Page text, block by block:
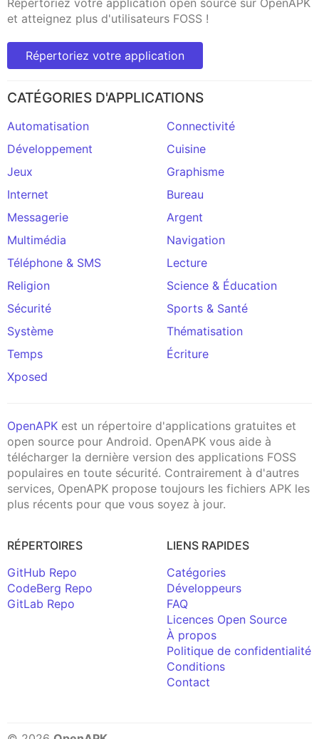
et atteignez plus d'utilisateurs FOSS !
Répertoriez votre application
CATÉGORIES D'APPLICATIONS
Automatisation
Connectivité
Développement
Cuisine
Jeux
Graphisme
Internet
Bureau
Messagerie
Argent
Multimédia
Navigation
Téléphone & SMS
Lecture
Religion
Science & Éducation
Sécurité
Sports & Santé
Système
Thématisation
Temps
Écriture
Xposed
OpenAPK est un répertoire d'applications gratuites et
open source pour Android. OpenAPK vous aide à
télécharger la dernière version des applications FOSS
populaires en toute sécurité. Contrairement à d'autres
services, OpenAPK propose toujours les fichiers APK les
plus récents pour que vous soyez à jour.
RÉPERTOIRES
GitHub Repo
CodeBerg Repo
GitLab Repo
LIENS RAPIDES
Catégories
Développeurs
FAQ
Licences Open Source
À propos
Politique de confidentialité
Conditions
Contact